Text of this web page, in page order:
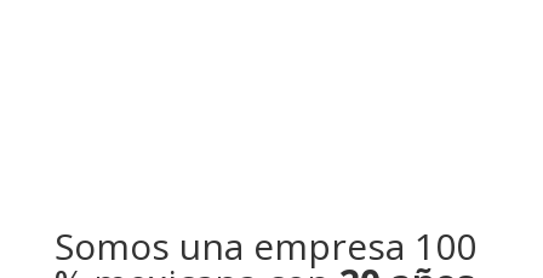
Somos una empresa 100